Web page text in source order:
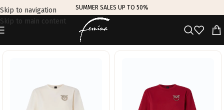
Skip to navigation
Skip to main content
SUMMER SALES UP TO 50%
TRENDING THIS WEEK